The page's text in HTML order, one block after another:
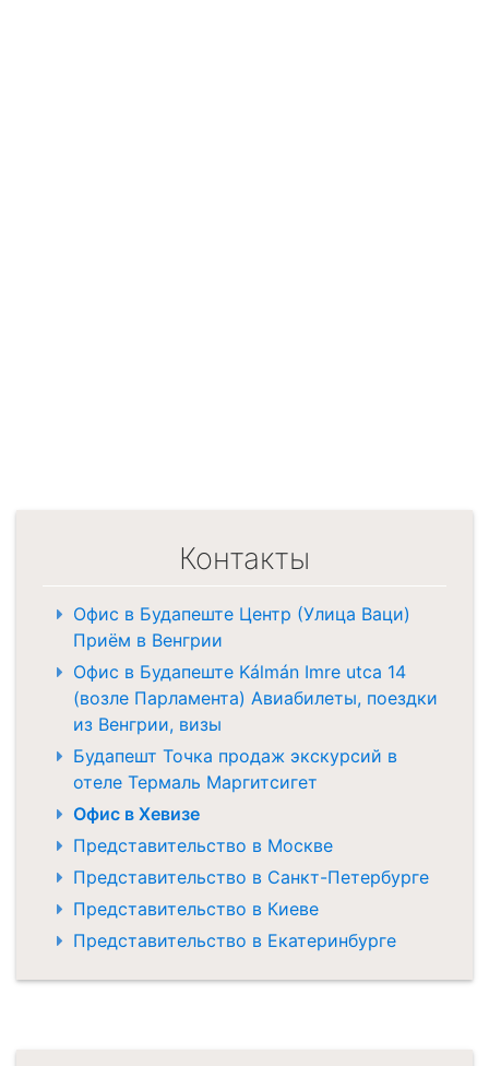
Контакты
Офис в Будапеште Центр (Улица Ваци)
Приём в Венгрии
Офис в Будапеште Kálmán Imre utca 14
(возле Парламента) Авиабилеты, поездки
из Венгрии, визы
Будапешт Точка продаж экскурсий в
отеле Термаль Маргитсигет
Офис в Хевизе
Представительство в Москве
Представительство в Санкт-Петербурге
Представительство в Киеве
Представительство в Екатеринбурге